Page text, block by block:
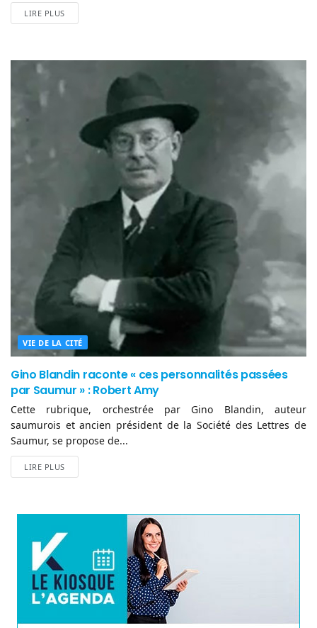
LIRE PLUS
VIE DE LA CITÉ
Gino Blandin raconte « ces personnalités passées
par Saumur » : Robert Amy
Cette rubrique, orchestrée par Gino Blandin, auteur
saumurois et ancien président de la Société des Lettres de
Saumur, se propose de...
LIRE PLUS